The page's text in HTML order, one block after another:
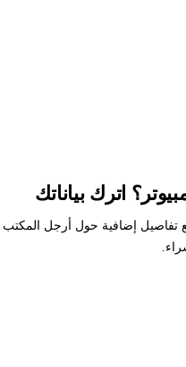
اترك بياناتك
تفاصيل إضافية حول أرجل المكتب